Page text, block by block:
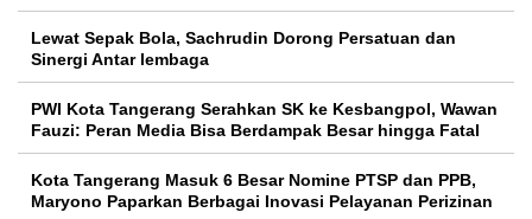
Lewat Sepak Bola, Sachrudin Dorong Persatuan dan
Sinergi Antar lembaga
PWI Kota Tangerang Serahkan SK ke Kesbangpol, Wawan
Fauzi: Peran Media Bisa Berdampak Besar hingga Fatal
Kota Tangerang Masuk 6 Besar Nomine PTSP dan PPB,
Maryono Paparkan Berbagai Inovasi Pelayanan Perizinan